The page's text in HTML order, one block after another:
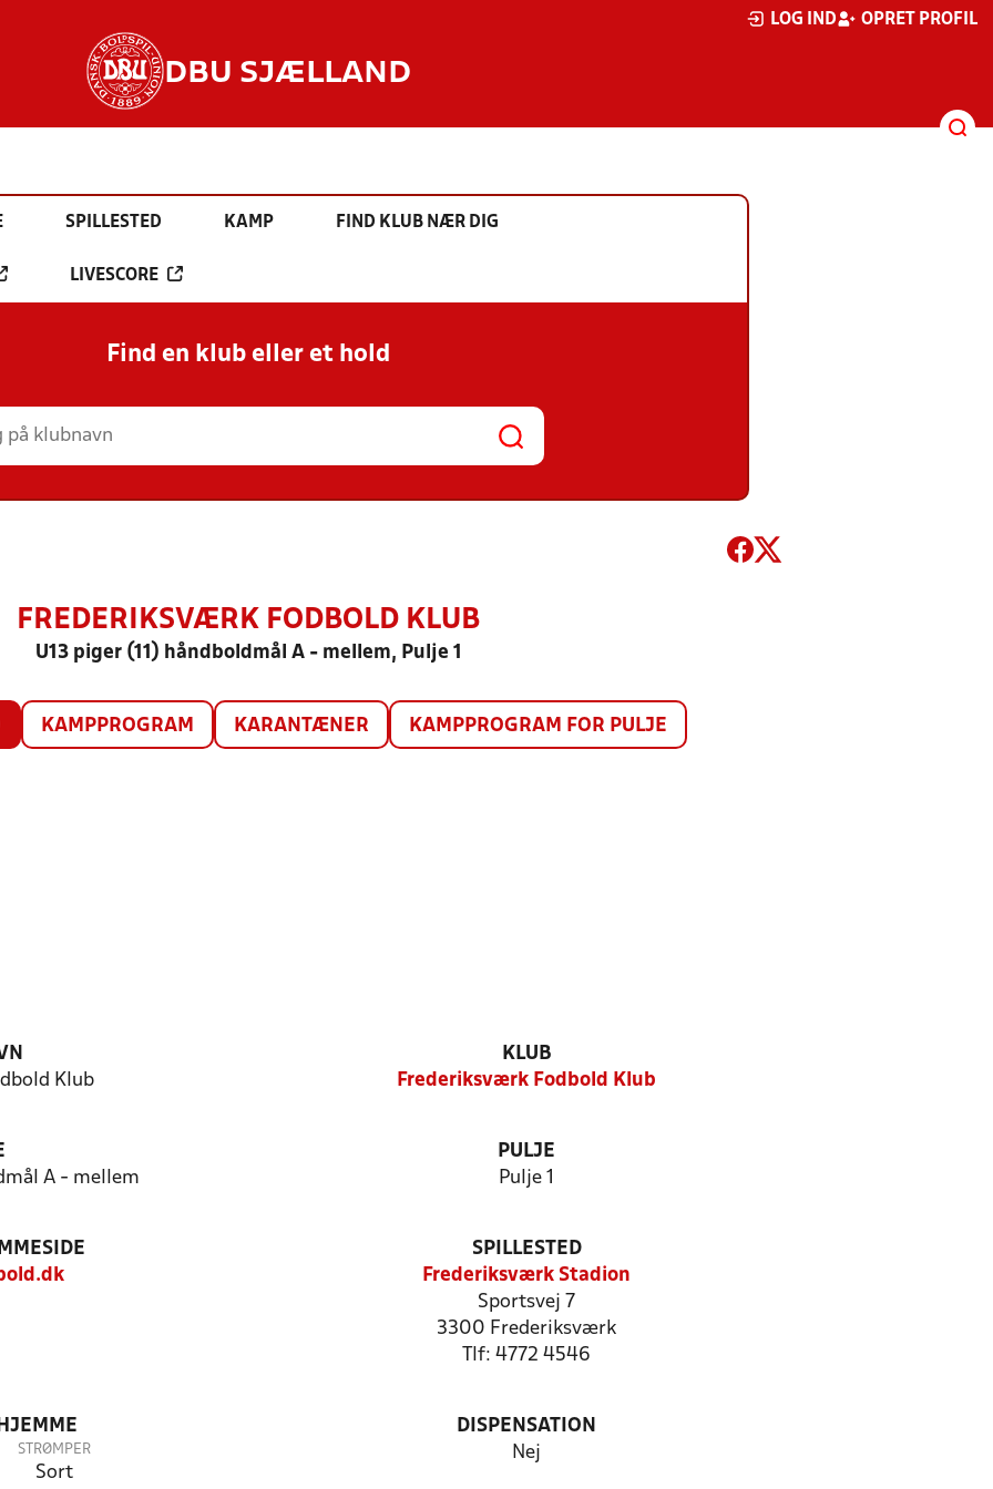
LOG IND OPRET PROFIL
DBU SJÆLLAND
SPILLESTED KAMP FIND KLUB NÆR DIG
LIVESCORE
Find en klub eller et hold
FREDERIKSVÆRK FODBOLD KLUB
U13 piger (11) håndboldmål A - mellem, Pulje 1
KAMPPROGRAM KARANTÆNER KAMPPROGRAM FOR PULJE
Klub
KLUB
Frederiksværk Fodbold Klub
A - mellem
PULJE
Pulje 1
SPILLESTED
Frederiksværk Stadion
Sportsvej 7
3300 Frederiksværk
Tlf: 4772 4546
STRØMPER
Sort
DISPENSATION
Nej